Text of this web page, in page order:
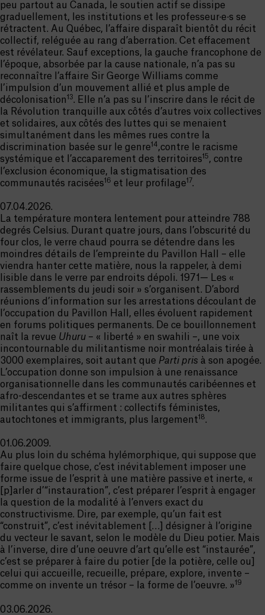
peu partout au Canada, le soutien actif se dissipe
graduellement, les institutions et les professeur·e·s se
rétractent. Au Québec, l’affaire disparaît bientôt du récit
collectif, reléguée au rang d’aberration. Cet effacement
est révélateur. Sauf exceptions, la gauche francophone de
l’époque, absorbée par la cause nationale, n’a pas su
reconnaître l’affaire Sir George Williams comme
l’impulsion d’un mouvement allié et plus ample de
décolonisation13. Elle n’a pas su l’inscrire dans le récit de
la Révolution tranquille aux côtés d’autres voix collectives
et solidaires, aux côtés des luttes qui se menaient
simultanément dans les mêmes rues contre la
discrimination basée sur le genre14,contre le racisme
systémique et l’accaparement des territoires15, contre
l’exclusion économique, la stigmatisation des
communautés racisées16 et leur profilage17.
07.04.2026.
La température montera lentement pour atteindre 788
degrés Celsius. Durant quatre jours, dans l’obscurité du
four clos, le verre chaud pourra se détendre dans les
moindres détails de l’empreinte du Pavillon Hall – elle
viendra hanter cette matière, nous la rappeler, à demi
lisible dans le verre par endroits dépoli. 1971— Les «
rassemblements du jeudi soir » s’organisent. D’abord
réunions d’information sur les arrestations découlant de
l’occupation du Pavillon Hall, elles évoluent rapidement
en forums politiques permanents. De ce bouillonnement
naît la revue Uhuru – « liberté » en swahili –, une voix
incontournable du militantisme noir montréalais tirée à
3000 exemplaires, soit autant que Parti pris à son apogée.
L’occupation donne son impulsion à une renaissance
organisationnelle dans les communautés caribéennes et
afro-descendantes et se trame aux autres sphères
militantes qui s’affirment : collectifs féministes,
autochtones et immigrants, plus largement18.
01.06.2009.
Au plus loin du schéma hylémorphique, qui suppose que
faire quelque chose, c’est inévitablement imposer une
forme issue de l’esprit à une matière passive et inerte, «
[p]arler d’“instauration”, c’est préparer l’esprit à engager
la question de la modalité à l’envers exact du
constructivisme. Dire, par exemple, qu’un fait est
“construit”, c’est inévitablement […] désigner à l’origine
du vecteur le savant, selon le modèle du Dieu potier. Mais
à l’inverse, dire d’une oeuvre d’art qu’elle est “instaurée”,
c’est se préparer à faire du potier [de la potière, celle ou]
celui qui accueille, recueille, prépare, explore, invente –
comme on invente un trésor – la forme de l’oeuvre. »19
03.06.2026.